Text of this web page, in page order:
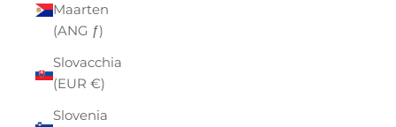
Maarten
(ANG ƒ)
Slovacchia
(EUR €)
Slovenia